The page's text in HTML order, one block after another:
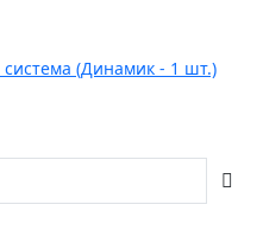
система (Динамик - 1 шт.)